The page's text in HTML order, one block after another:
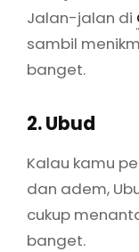
Jalan-jalan di
sambil
banget.
2. Ubud
Kalau kamu
dan adem,
cukup
banget.